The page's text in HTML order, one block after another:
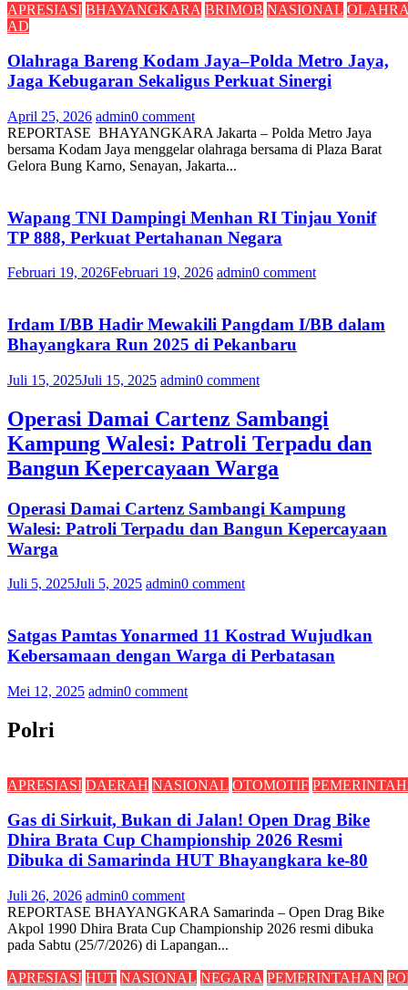
APRESIASI BHAYANGKARA BRIMOB NASIONAL
AD
Olahraga Bareng Kodam Jaya–Polda Metro Jaya,
Jaga Kebugaran Sekaligus Perkuat Sinergi
April 25, 2026 admin0 comment
REPORTASE BHAYANGKARA Jakarta – Polda Metro Jaya
bersama Kodam Jaya menggelar olahraga bersama di Plaza Barat
Gelora Bung Karno, Senayan, Jakarta...
Wapang TNI Dampingi Menhan RI Tinjau Yonif
TP 888, Perkuat Pertahanan Negara
Februari 19, 2026Februari 19, 2026 admin0 comment
Irdam I/BB Hadir Mewakili Pangdam I/BB dalam
Bhayangkara Run 2025 di Pekanbaru
Juli 15, 2025Juli 15, 2025 admin0 comment
Operasi Damai Cartenz Sambangi
Kampung Walesi: Patroli Terpadu dan
Bangun Kepercayaan Warga
Operasi Damai Cartenz Sambangi Kampung
Walesi: Patroli Terpadu dan Bangun Kepercayaan
Warga
Juli 5, 2025Juli 5, 2025 admin0 comment
Satgas Pamtas Yonarmed 11 Kostrad Wujudkan
Kebersamaan dengan Warga di Perbatasan
Mei 12, 2025 admin0 comment
Polri
APRESIASI DAERAH NASIONAL OTOMOTIF
Gas di Sirkuit, Bukan di Jalan! Open Drag Bike
Dhira Brata Cup Championship 2026 Resmi
Dibuka di Samarinda HUT Bhayangkara ke-80
Juli 26, 2026 admin0 comment
REPORTASE BHAYANGKARA Samarinda – Open Drag Bike
Akpol 1990 Dhira Brata Cup Championship 2026 resmi dibuka
pada Sabtu (25/7/2026) di Lapangan...
APRESIASI HUT NASIONAL NEGARA PEMERINTAHAN